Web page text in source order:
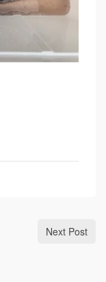
Next Post